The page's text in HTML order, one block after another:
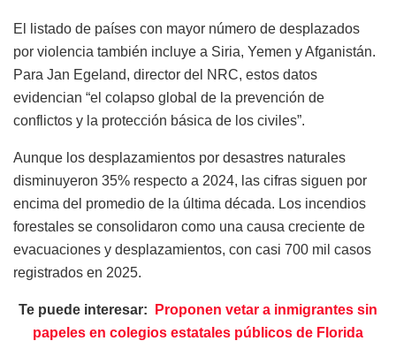
El listado de países con mayor número de desplazados
por violencia también incluye a Siria, Yemen y Afganistán.
Para Jan Egeland, director del NRC, estos datos
evidencian “el colapso global de la prevención de
conflictos y la protección básica de los civiles”.
Aunque los desplazamientos por desastres naturales
disminuyeron 35% respecto a 2024, las cifras siguen por
encima del promedio de la última década. Los incendios
forestales se consolidaron como una causa creciente de
evacuaciones y desplazamientos, con casi 700 mil casos
registrados en 2025.
Te puede interesar:
Proponen vetar a inmigrantes sin
papeles en colegios estatales públicos de Florida